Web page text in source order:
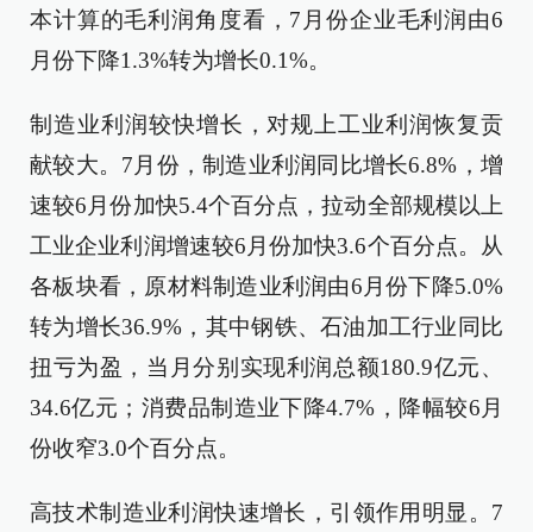
本计算的毛利润角度看，7月份企业毛利润由6
月份下降1.3%转为增长0.1%。
制造业利润较快增长，对规上工业利润恢复贡
献较大。7月份，制造业利润同比增长6.8%，增
速较6月份加快5.4个百分点，拉动全部规模以上
工业企业利润增速较6月份加快3.6个百分点。从
各板块看，原材料制造业利润由6月份下降5.0%
转为增长36.9%，其中钢铁、石油加工行业同比
扭亏为盈，当月分别实现利润总额180.9亿元、
34.6亿元；消费品制造业下降4.7%，降幅较6月
份收窄3.0个百分点。
高技术制造业利润快速增长，引领作用明显。7